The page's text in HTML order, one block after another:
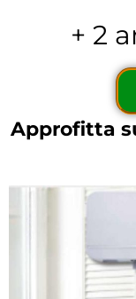
+ 2
Approfitta